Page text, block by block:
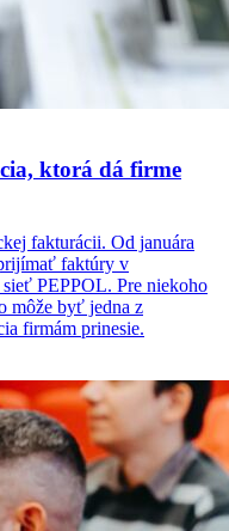
ktorá dá firme
fakturácii. Od januára
faktúry v
PEPPOL. Pre niekoho
môže byť jedna z
firmám prinesie.